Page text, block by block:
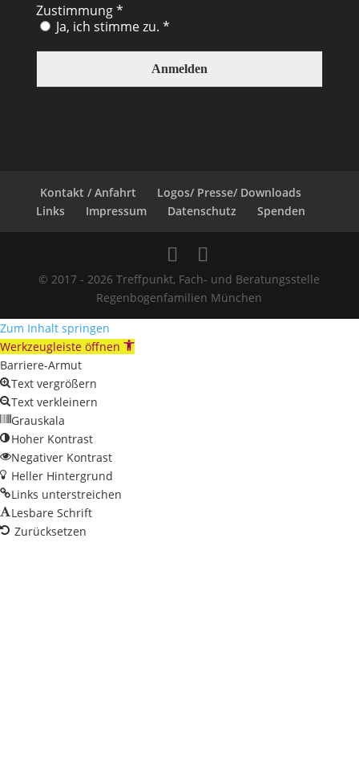
Zustimmung*
Ja, ich stimme zu. *
Kontakt / Anfahrt
Logos/ Presse/ Downloads
Links
Impressum Datenschutz Spenden
© 2017 - 2026 Treffpunkt, Fach- und Beratungsstelle
Regenbogenfamilien München
Zum Inhalt springen
Werkzeugleiste öffnen
Barriere-Armut
Text vergrößern
Text verkleinern
Grauskala
Hoher Kontrast
Negativer Kontrast
Heller Hintergrund
Links unterstreichen
Lesbare Schrift
Zurücksetzen